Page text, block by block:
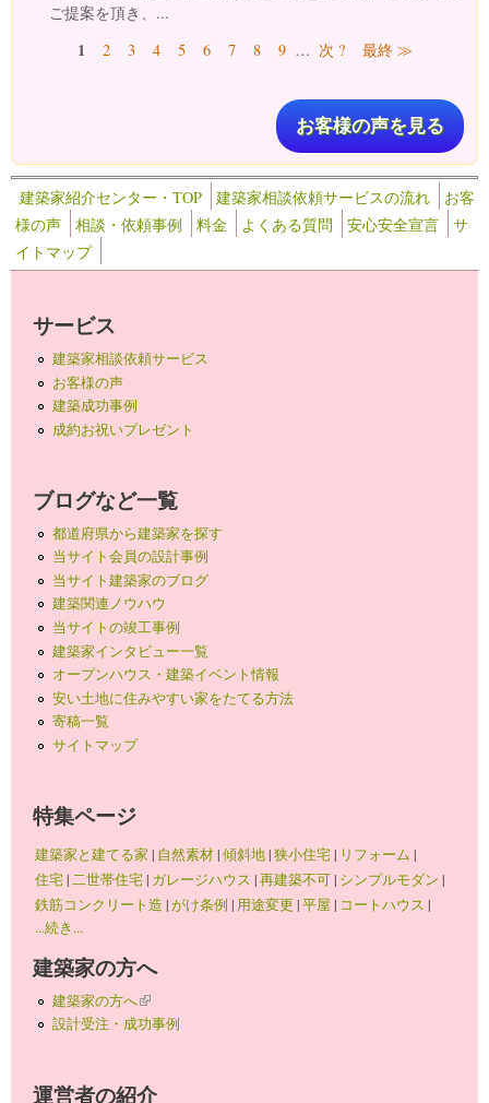
ご提案を頂き、...
ページ1 2 3 4 5 6 7 8 9 … 次 ? 最終 ≫
お客様の声を見る
建築家紹介センター・TOP 建築家相談依頼サービスの流れ
お客
様の声
相談・依頼事例 料金 よくある質問 安心安全宣言
サ
イトマップ
サービス
建築家相談依頼サービス
お客様の声
建築成功事例
成約お祝いプレゼント
ブログなど一覧
都道府県から建築家を探す
当サイト会員の設計事例
当サイト建築家のブログ
建築関連ノウハウ
当サイトの竣工事例
建築家インタビュー一覧
オープンハウス・建築イベント情報
安い土地に住みやすい家をたてる方法
寄稿一覧
サイトマップ
特集ページ
建築家と建てる家 | 自然素材|傾斜地|狭小住宅| リフォーム |
住宅|二世帯住宅| ガレージハウス |再建築不可| シンプルモダン |
鉄筋コンクリート造 |がけ条例 | 用途変更 |平屋 | コートハウス |
...続き...
建築家の方へ
建築家の方へ(link is external)
設計受注・成功事例
運営者の紹介